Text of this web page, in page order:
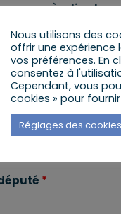
où a lieu la
de préciser
de la permanence
de préciser la date
*
Nous utilisons des
offrir une
vos préférences. En
consentez à
Cependant, vous
cookies » pour
Réglages des cookies